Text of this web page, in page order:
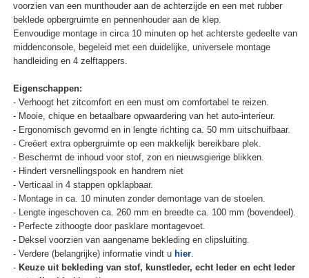
voorzien van een munthouder aan de achterzijde en een met rubber
beklede opbergruimte en pennenhouder aan de klep.
Eenvoudige montage in circa 10 minuten op het achterste gedeelte van
middenconsole, begeleid met een duidelijke, universele montage
handleiding en 4 zelftappers.
Eigenschappen:
- Verhoogt het zitcomfort en een must om comfortabel te reizen.
- Mooie, chique en betaalbare opwaardering van het auto-interieur.
- Ergonomisch gevormd en in lengte richting ca. 50 mm uitschuifbaar.
- Creëert extra opbergruimte op een makkelijk bereikbare plek.
- Beschermt de inhoud voor stof, zon en nieuwsgierige blikken.
- Hindert versnellingspook en handrem niet
- Verticaal in 4 stappen opklapbaar.
- Montage in ca. 10 minuten zonder demontage van de stoelen.
- Lengte ingeschoven ca. 260 mm en breedte ca. 100 mm (bovendeel).
- Perfecte zithoogte door pasklare montagevoet.
- Deksel voorzien van aangename bekleding en clipsluiting.
- Verdere (belangrijke) informatie vindt u hier.
- Keuze uit bekleding van stof, kunstleder, echt leder en echt leder